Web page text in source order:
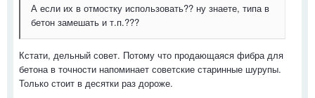
А если их в отмостку использовать?? ну знаете, типа в
бетон замешать и т.п.???
Кстати, дельный совет. Потому что продающаяся фибра для
бетона в точности напоминает советские старинные шурупы.
Только стоит в десятки раз дороже.